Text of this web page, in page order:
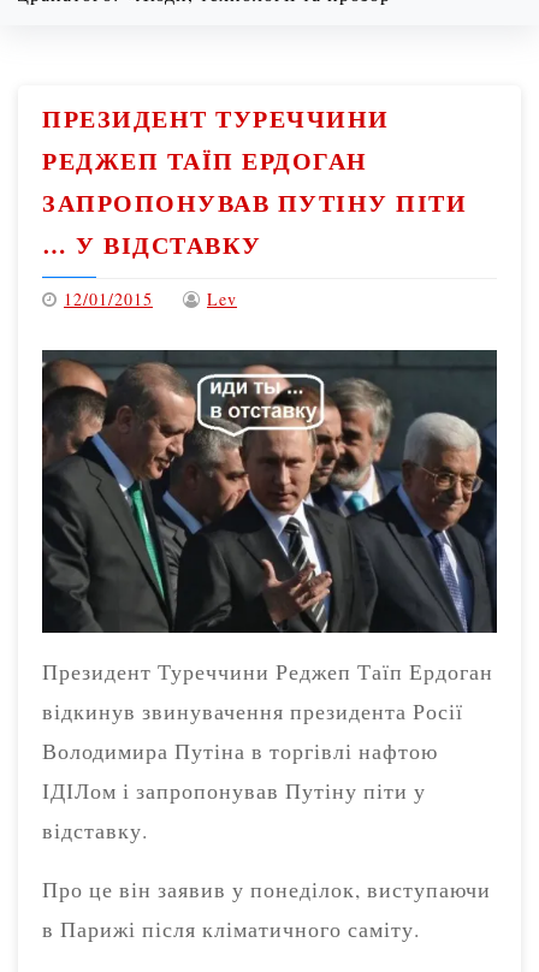
ПРЕЗИДЕНТ ТУРЕЧЧИНИ
РЕДЖЕП ТАЇП ЕРДОГАН
ЗАПРОПОНУВАВ ПУТІНУ ПІТИ
… У ВІДСТАВКУ
12/01/2015 Lev
Президент Туреччини Реджеп Таїп Ердоган
відкинув звинувачення президента Росії
Володимира Путіна в торгівлі нафтою
ІДІЛом і запропонував Путіну піти у
відставку.
Про це він заявив у понеділок, виступаючи
в Парижі після кліматичного саміту.